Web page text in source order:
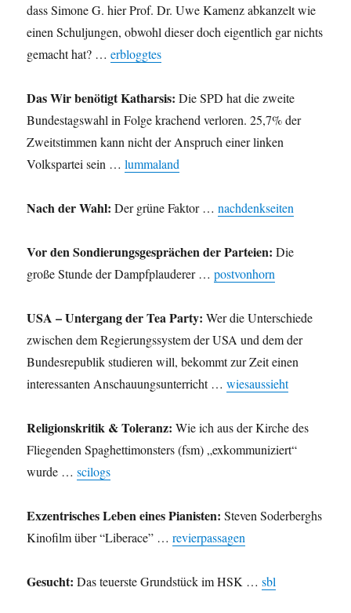
dass Simone G. hier Prof. Dr. Uwe Kamenz abkanzelt wie
einen Schuljungen, obwohl dieser doch eigentlich gar nichts
gemacht hat? …erbloggtes
Das Wir benötigt Katharsis: Die SPD hat die zweite
Bundestagswahl in Folge krachend verloren. 25,7% der
Zweitstimmen kann nicht der Anspruch einer linken
Volkspartei sein …lummaland
Nach der Wahl: Der grüne Faktor …nachdenkseiten
Vor den Sondierungsgesprächen der Parteien: Die
große Stunde der Dampfplauderer …postvonhorn
USA – Untergang der Tea Party: Wer die Unterschiede
zwischen dem Regierungssystem der USA und dem der
Bundesrepublik studieren will, bekommt zur Zeit einen
interessanten Anschauungsunterricht …wiesaussieht
Religionskritik & Toleranz: Wie ich aus der Kirche des
Fliegenden Spaghettimonsters (fsm) „exkommuniziert“
wurde …scilogs
Exzentrisches Leben eines Pianisten: Steven Soderberghs
Kinofilm über “Liberace” …revierpassagen
Gesucht: Das teuerste Grundstück im HSK …sbl